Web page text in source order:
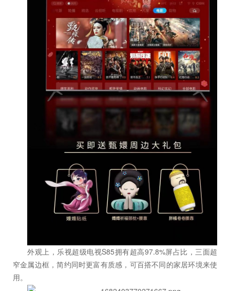
外观上，乐视超级电视S85拥有超高97.8%屏占比，三面超
窄金属边框，简约同时更富有质感，可百搭不同的家居环境来使
用。